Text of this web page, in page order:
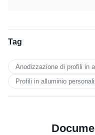
Tag
Anodizzazione di profili in
Profili in alluminio